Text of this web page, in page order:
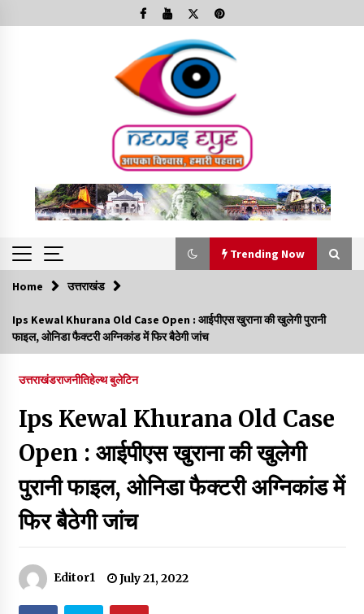
to
Trending Now
Trending Now
Minorities Rights Day : विश्व अल्पसंख्यक अधिकार दिवस
कार्यक्रम में शामिल हुए सीएम,आधुनिक मदरसों का नाम अब्दुल कलाम के नाम
Thought Of The Day 7 September
September 7, 2023
Thought Of The Day 6 September
September 6, 2023
May 18, 2022
Home उत्तराखंड
Ips Kewal Khurana Old Case Open : आईपीएस खुराना की खुलेगी पुरानी
फाइल, ओनिडा फैक्टरी अग्निकांड में फिर बैठेगी जांच
उत्तराखंडराजनीतिहेल्थ बुलेटिन
Ips Kewal Khurana Old Case
Open : आईपीएस खुराना की खुलेगी
पुरानी फाइल, ओनिडा फैक्टरी अग्निकांड में
फिर बैठेगी जांच
Editor1 July 21, 2022